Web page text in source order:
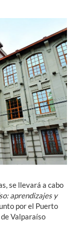
se llevará a cabo
aprendizajes y
por el Puerto
Valparaíso